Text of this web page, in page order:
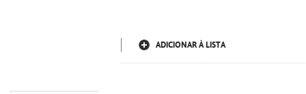
ADICIONAR À LISTA